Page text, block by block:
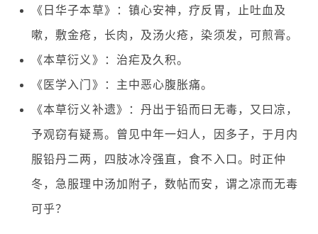
《日华子本草》：镇心安神，疗反胃，止吐血及
嗽，敷金疮，长肉，及汤火疮，染须发，可煎膏。
《本草衍义》：治疟及久积。
《医学入门》：主中恶心腹胀痛。
《本草衍义补遗》：丹出于铅而曰无毒，又曰凉，
予观窃有疑焉。曾见中年一妇人，因多子，于月内
服铅丹二两，四肢冰冷强直，食不入口。时正仲
冬，急服理中汤加附子，数帖而安，谓之凉而无毒
可乎？